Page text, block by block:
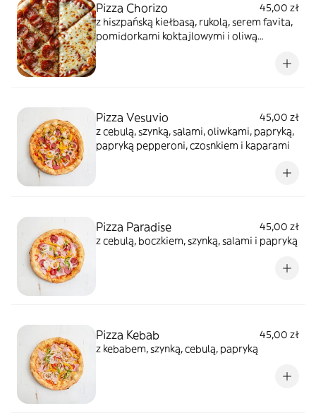
Pizza Chorizo
45,00 zł
z hiszpańską kiełbasą, rukolą, serem favita,
pomidorkami koktajlowymi i oliwą
Pizza Vesuvio
45,00 zł
z cebulą, szynką, salami, oliwkami, papryką,
papryką pepperoni, czosnkiem i kaparami
Pizza Paradise
45,00 zł
z cebulą, boczkiem, szynką, salami i papryką
Pizza Kebab
45,00 zł
z kebabem, szynką, cebulą, papryką